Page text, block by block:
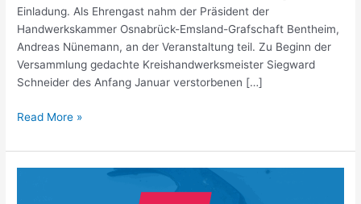
Einladung. Als Ehrengast nahm der Präsident der
Handwerkskammer Osnabrück-Emsland-Grafschaft Bentheim,
Andreas Nünemann, an der Veranstaltung teil. Zu Beginn der
Versammlung gedachte Kreishandwerksmeister Siegward
Schneider des Anfang Januar verstorbenen […]
Read More »